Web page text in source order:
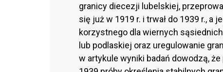
granicy diecezji lubelskiej,
się już w 1919 r. i trwał do 1939 r., a
korzystnego dla wiernych
lub podlaskiej oraz uregulowanie
w artykule wyniki badań dowodzą,